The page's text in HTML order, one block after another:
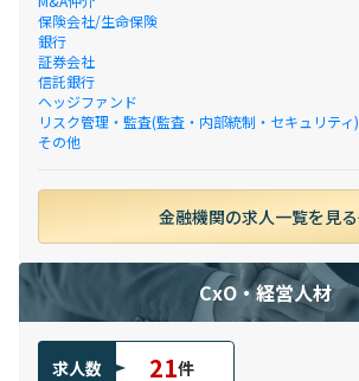
保険会社/生命保険
銀行
証券会社
信託銀行
ヘッジファンド
リスク管理・監査(監査・内部統制・セキュリティ)
その他
金融機関の求人一覧を見る
CxO・経営人材
求人数 21件